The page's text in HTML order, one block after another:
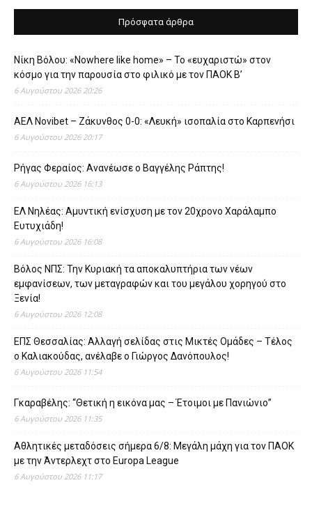
Πρόσφατα άρθρα
Νίκη Βόλου: «Nowhere like home» – Το «ευχαριστώ» στον
κόσμο για την παρουσία στο φιλικό με τον ΠΑΟΚ Β’
6 Αυγούστου 2026 20:26
ΑΕΛ Novibet – Ζάκυνθος 0-0: «Λευκή» ισοπαλία στο Καρπενήσι
6 Αυγούστου 2026 20:17
Ρήγας Φεραίος: Ανανέωσε ο Βαγγέλης Ράπτης!
6 Αυγούστου 2026 16:13
ΕΛ Νηλέας: Αμυντική ενίσχυση με τον 20χρονο Χαράλαμπο
Ευτυχιάδη!
6 Αυγούστου 2026 16:08
Βόλος ΝΠΣ: Την Κυριακή τα αποκαλυπτήρια των νέων
εμφανίσεων, των μεταγραφών και του μεγάλου χορηγού στο
Ξενία!
6 Αυγούστου 2026 12:08
ΕΠΣ Θεσσαλίας: Αλλαγή σελίδας στις Μικτές Ομάδες – Τέλος
ο Καλιακούδας, ανέλαβε ο Γιώργος Δανόπουλος!
6 Αυγούστου 2026 11:54
Γκαραβέλης: “Θετική η εικόνα μας – Έτοιμοι με Πανιώνιο”
6 Αυγούστου 2026 11:35
Αθλητικές μεταδόσεις σήμερα 6/8: Μεγάλη μάχη για τον ΠΑΟΚ
με την Άντερλεχτ στο Europa League
6 Αυγούστου 2026 11:17